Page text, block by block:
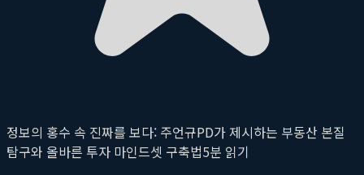
정보의 홍수 속 진짜를 보다: 주언규PD가 제시하는 부동산 본질
탐구와 올바른 투자 마인드셋 구축법5분 읽기